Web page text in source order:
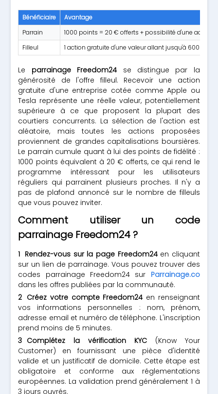
Bénéficiaire
Avantage
Parrain
1000 points = 20 € offerts + possibilité d'une action
Filleul
1 action gratuite d'une valeur allant jusqu'à 600 $
Le parrainage Freedom24 se distingue par la
générosité de l'offre filleul. Recevoir une action
gratuite d'une entreprise cotée comme Apple ou
Tesla représente une réelle valeur, potentiellement
supérieure à ce que proposent la plupart des
courtiers concurrents. La sélection de l'action est
aléatoire, mais toutes les actions proposées
proviennent de grandes capitalisations boursières.
Le parrain cumule quant à lui des points de fidélité :
1000 points équivalent à 20 € offerts, ce qui rend le
programme intéressant pour les utilisateurs
réguliers qui parrainent plusieurs proches. Il n'y a
pas de plafond annoncé sur le nombre de filleuls
que vous pouvez inviter.
Comment utiliser un code
parrainage Freedom24 ?
Rendez-vous sur la page Freedom24en cliquant
sur un lien de parrainage. Vous pouvez trouver des
codes parrainage Freedom24 sur Parrainage.co
dans les offres publiées par la communauté.
Créez votre compte Freedom24 en renseignant
vos informations personnelles : nom, prénom,
adresse email et numéro de téléphone. L'inscription
prend moins de 5 minutes.
Complétez la vérification KYC(Know Your
Customer) en fournissant une pièce d'identité
valide et un justificatif de domicile. Cette étape est
obligatoire et conforme aux réglementations
européennes. La validation prend généralement 1 à
3 jours ouvrés.